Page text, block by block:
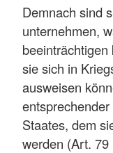
Demnach sind
unternehmen,
sie sich in
ausweisen
Staates, dem
werden (Art. 79